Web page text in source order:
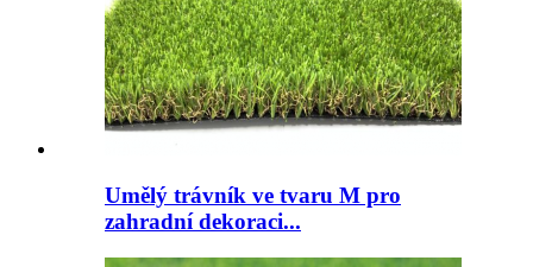
Umělý trávník ve tvaru M pro
zahradní dekoraci...